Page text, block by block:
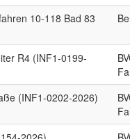
10-118 Bad 83
R4 (INF1-0199-
(INF1-0202-2026)